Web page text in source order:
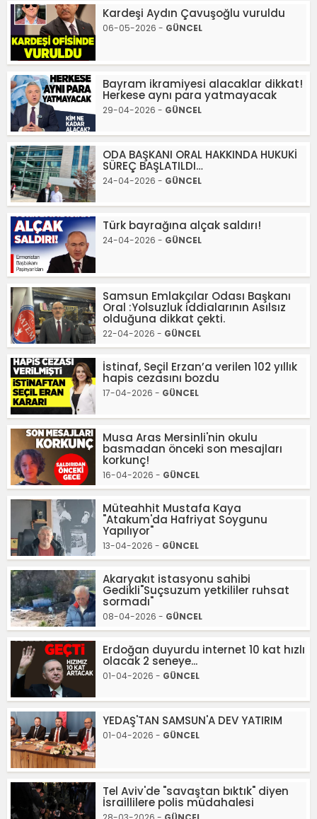
Kardeşi Aydın Çavuşoğlu vuruldu
06-05-2026 - GÜNCEL
Bayram ikramiyesi alacaklar dikkat!
Herkese aynı para yatmayacak
29-04-2026 - GÜNCEL
ODA BAŞKANI ORAL HAKKINDA HUKUKİ
SÜREÇ BAŞLATILDI…
24-04-2026 - GÜNCEL
Türk bayrağına alçak saldırı!
24-04-2026 - GÜNCEL
Samsun Emlakçılar Odası Başkanı
Oral :Yolsuzluk iddialarının Asılsız
olduğuna dikkat çekti.
22-04-2026 - GÜNCEL
İstinaf, Seçil Erzan’a verilen 102 yıllık
hapis cezasını bozdu
17-04-2026 - GÜNCEL
Musa Aras Mersinli'nin okulu
basmadan önceki son mesajları
korkunç!
16-04-2026 - GÜNCEL
Müteahhit Mustafa Kaya
"Atakum'da Hafriyat Soygunu
Yapılıyor"
13-04-2026 - GÜNCEL
Akaryakıt istasyonu sahibi
Gedikli"Suçsuzum yetkililer ruhsat
sormadı"
08-04-2026 - GÜNCEL
Erdoğan duyurdu internet 10 kat hızlı
olacak 2 seneye...
01-04-2026 - GÜNCEL
YEDAŞ'TAN SAMSUN'A DEV YATIRIM
01-04-2026 - GÜNCEL
Tel Aviv'de "savaştan bıktık" diyen
İsraillilere polis müdahalesi